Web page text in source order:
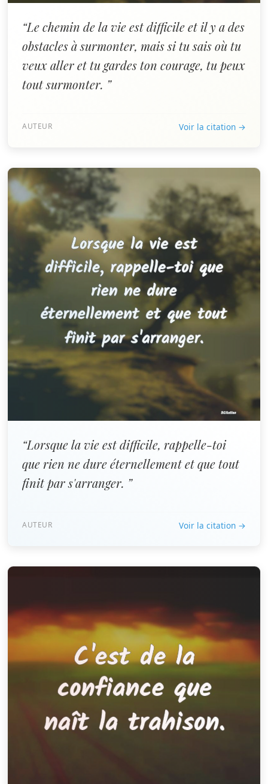
“Le chemin de la vie est difficile et il y a des
obstacles à surmonter, mais si tu sais où tu
veux aller et tu gardes ton courage, tu peux
tout surmonter. ”
AUTEUR Voir la citation →
“Lorsque la vie est difficile, rappelle-toi
que rien ne dure éternellement et que tout
finit par s'arranger. ”
AUTEUR Voir la citation →